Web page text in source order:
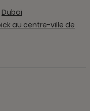
Dubaï
au centre-ville de